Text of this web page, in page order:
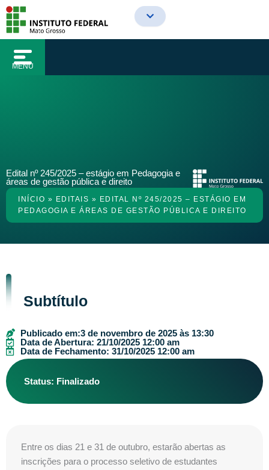
conteúdo
para
conteúdo
MENU
Edital nº 245/2025 – estágio em Pedagogia e
áreas de gestão pública e direito
INÍCIO » EDITAIS » EDITAL Nº 245/2025 – ESTÁGIO EM
PEDAGOGIA E ÁREAS DE GESTÃO PÚBLICA E DIREITO
Subtítulo
Publicado em:3 de novembro de 2025 às 13:30
Data de Abertura: 21/10/2025 12:00 am
Data de Fechamento: 31/10/2025 12:00 am
Status: Finalizado
Entre os dias 21 e 31 de outubro, estarão abertas as
inscrições para o processo seletivo de estudantes